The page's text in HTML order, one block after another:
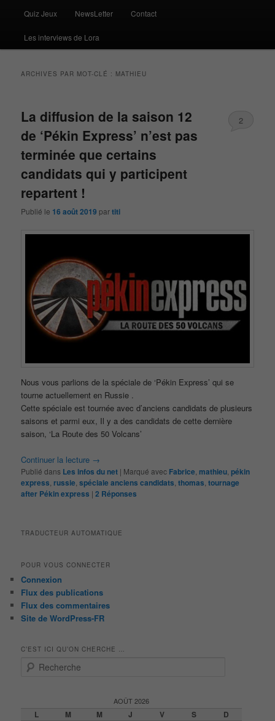
Quiz Jeux NewsLetter Contact
Les interviews de Lora
ARCHIVES PAR MOT-CLÉ : MATHIEU
La diffusion de la saison 12
de ‘Pékin Express’ n’est pas
terminée que certains
candidats qui y participent
repartent !
Publié le 16 août 2019 partiti
2
Nous vous parlions de la spéciale de ‘Pékin Express’ qui se
tourne actuellement en Russie .
Cette spéciale est tournée avec d’anciens candidats de plusieurs
saisons et parmi eux, Il y a des candidats de cette dernière
saison, ‘La Route des 50 Volcans’
Continuer la lecture →
Publié dans Les infos du net | Marqué avec Fabrice ,mathieu ,pékin
express russie ,spéciale anciens candidats ,thomas ,tournage
after Pékin express |2 Réponses
TRADUCTEUR AUTOMATIQUE
POUR VOUS CONNECTER
Connexion
Flux des publications
Flux des commentaires
Site de WordPress-FR
C’EST ICI QU’ON CHERCHE …
AOÛT 2026
L M M J V S D